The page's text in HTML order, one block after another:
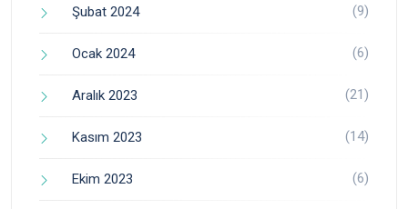
Şubat 2024 (9)
Ocak 2024 (6)
Aralık 2023 (21)
Kasım 2023 (14)
Ekim 2023 (6)